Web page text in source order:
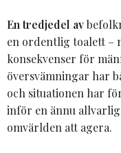
En tredjedel av
en ordentlig toalett –
konsekvenser för
översvämningar har
och situationen har
inför en ännu
omvärlden att agera.